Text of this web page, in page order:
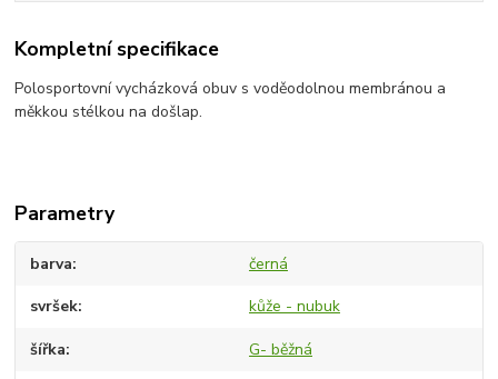
Kompletní specifikace
Polosportovní vycházková obuv s voděodolnou membránou a
měkkou stélkou na došlap.
Parametry
barva černá
svršek kůže - nubuk
šířka G- běžná